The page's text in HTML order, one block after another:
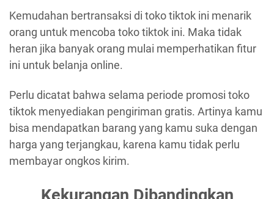
Kemudahan bertransaksi di toko tiktok ini menarik
orang untuk mencoba toko tiktok ini. Maka tidak
heran jika banyak orang mulai memperhatikan fitur
ini untuk belanja online.
Perlu dicatat bahwa selama periode promosi toko
tiktok menyediakan pengiriman gratis. Artinya kamu
bisa mendapatkan barang yang kamu suka dengan
harga yang terjangkau, karena kamu tidak perlu
membayar ongkos kirim.